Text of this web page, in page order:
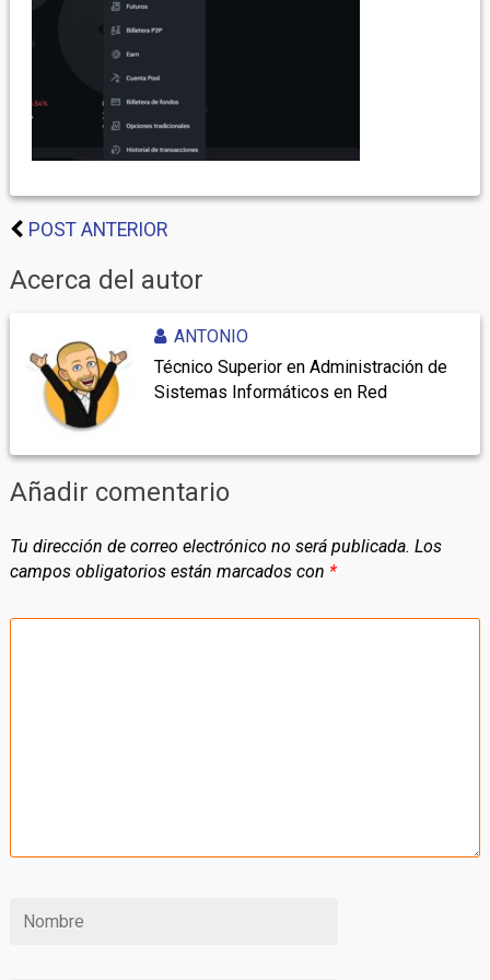
POST ANTERIOR
Acerca del autor
ANTONIO
Técnico Superior en Administración de
Sistemas Informáticos en Red
Añadir comentario
Tu dirección de correo electrónico no será publicada. Los
campos obligatorios están marcados con *